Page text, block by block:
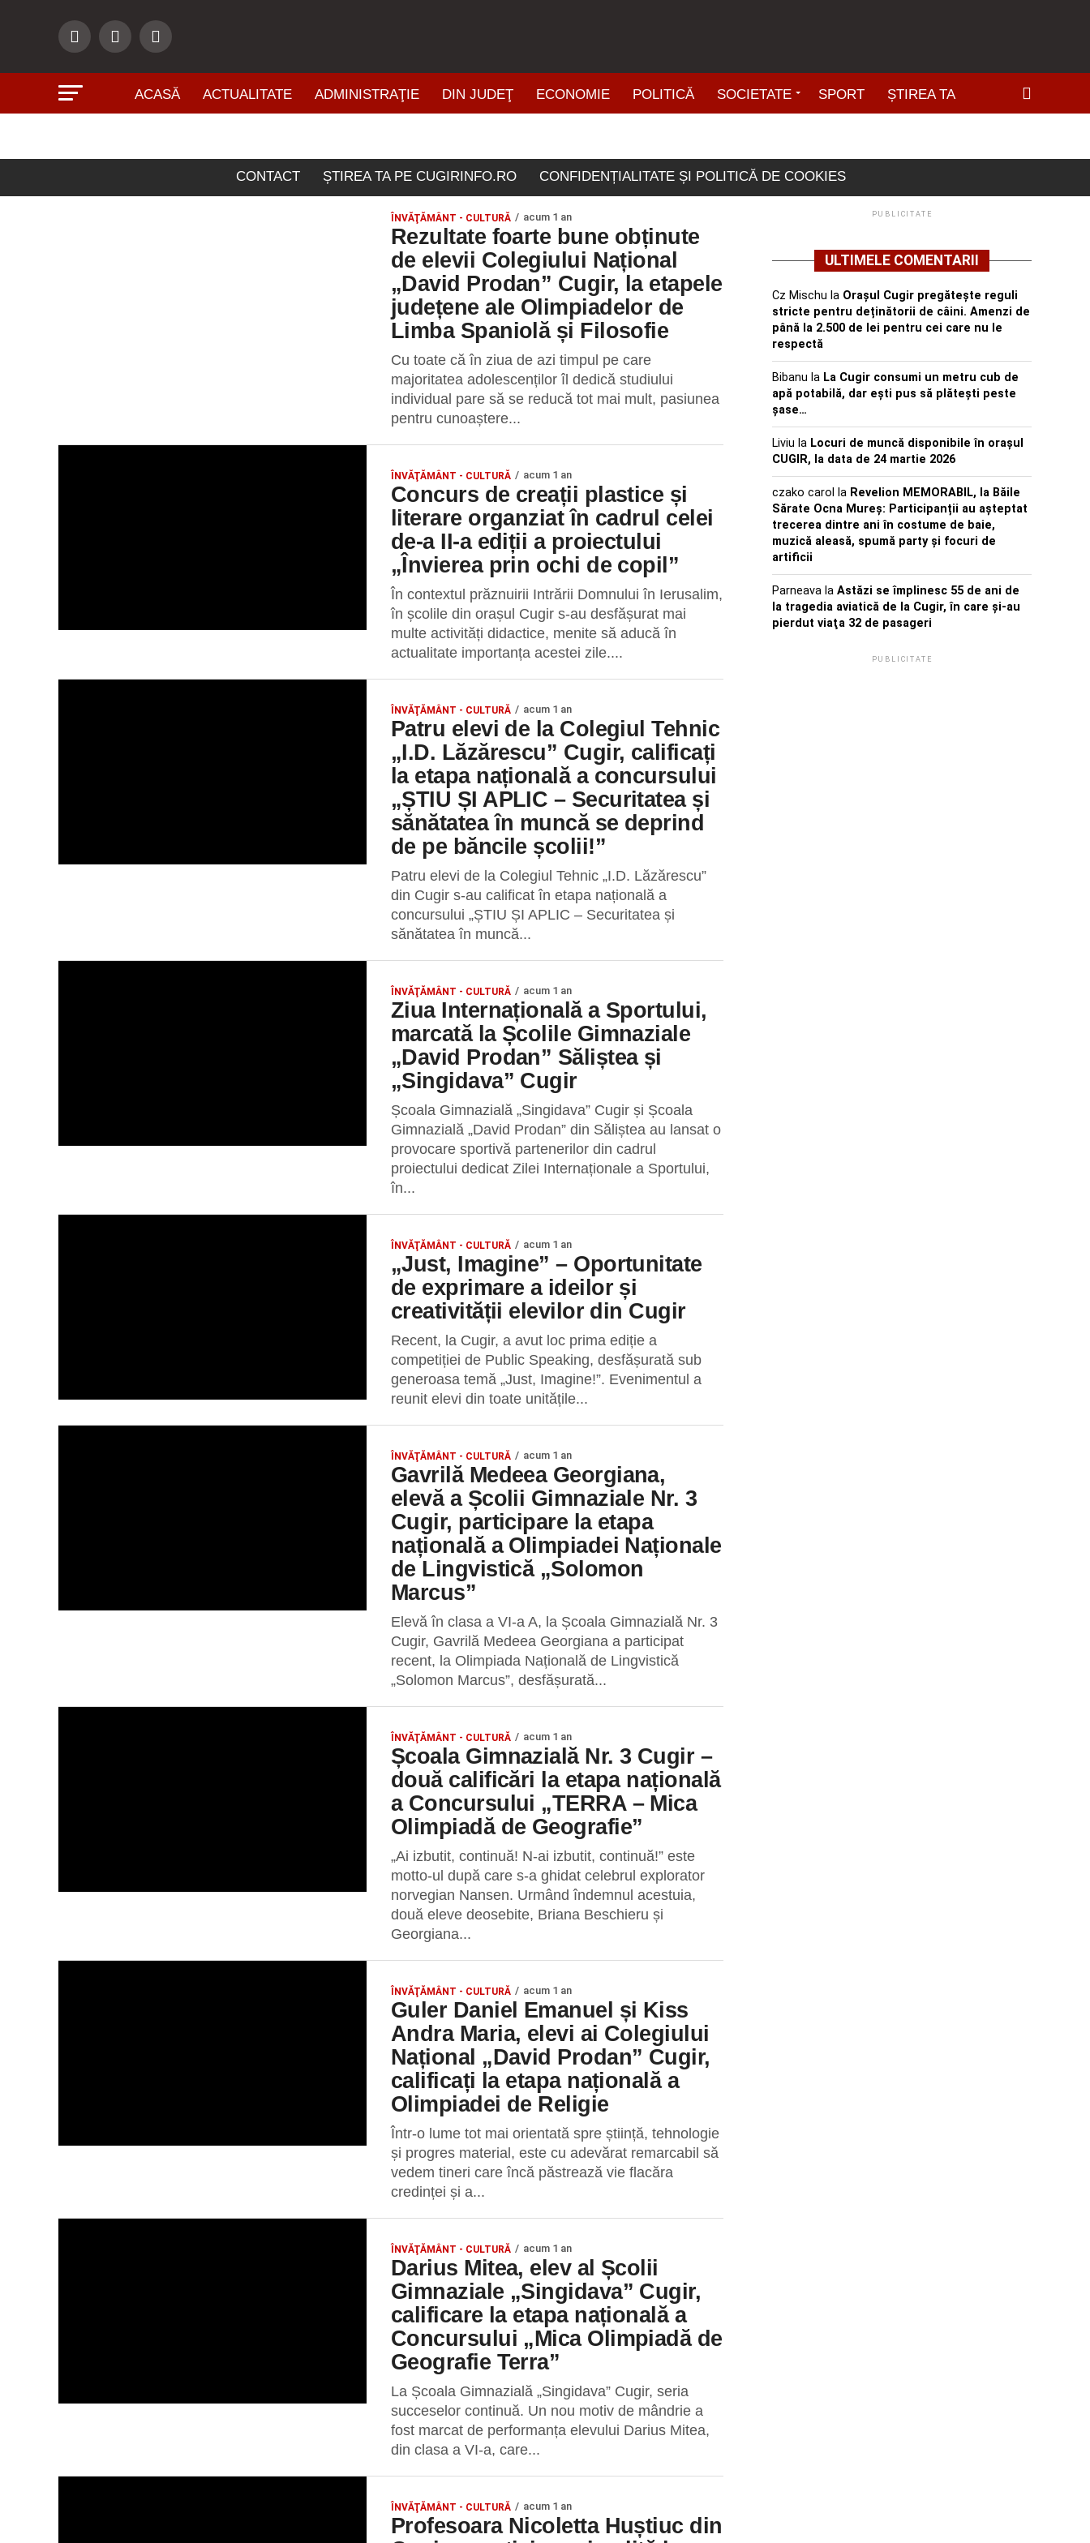
ACASĂ ACTUALITATE ADMINISTRAŢIE DIN JUDEŢ ECONOMIE POLITICĂ SOCIETATE SPORT ȘTIREA TA
CONTACT ȘTIREA TA PE CUGIRINFO.RO CONFIDENȚIALITATE ȘI POLITICĂ DE COOKIES
ÎNVĂŢĂMÂNT - CULTURĂ acum 1 an
Rezultate foarte bune obținute
de elevii Colegiului Național
„David Prodan” Cugir, la etapele
județene ale Olimpiadelor de
Limba Spaniolă și Filosofie
Cu toate că în ziua de azi timpul pe care
majoritatea adolescenților îl dedică studiului
individual pare să se reducă tot mai mult, pasiunea
pentru cunoaștere...
ÎNVĂŢĂMÂNT - CULTURĂ acum 1 an
Concurs de creații plastice și
literare organziat în cadrul celei
de-a II-a ediții a proiectului
„Învierea prin ochi de copil”
În contextul prăznuirii Intrării Domnului în Ierusalim,
în școlile din orașul Cugir s-au desfășurat mai
multe activități didactice, menite să aducă în
actualitate importanța acestei zile....
ÎNVĂŢĂMÂNT - CULTURĂ acum 1 an
Patru elevi de la Colegiul Tehnic
„I.D. Lăzărescu” Cugir, calificați
la etapa națională a concursului
„ȘTIU ȘI APLIC – Securitatea și
sănătatea în muncă se deprind
de pe băncile școlii!”
Patru elevi de la Colegiul Tehnic „I.D. Lăzărescu”
din Cugir s-au calificat în etapa națională a
concursului „ȘTIU ȘI APLIC – Securitatea și
sănătatea în muncă...
ÎNVĂŢĂMÂNT - CULTURĂ acum 1 an
Ziua Internațională a Sportului,
marcată la Școlile Gimnaziale
„David Prodan” Săliștea și
„Singidava” Cugir
Școala Gimnazială „Singidava” Cugir și Școala
Gimnazială „David Prodan” din Săliștea au lansat o
provocare sportivă partenerilor din cadrul
proiectului dedicat Zilei Internaționale a Sportului,
în...
ÎNVĂŢĂMÂNT - CULTURĂ acum 1 an
„Just, Imagine” – Oportunitate
de exprimare a ideilor și
creativității elevilor din Cugir
Recent, la Cugir, a avut loc prima ediție a
competiției de Public Speaking, desfășurată sub
generoasa temă „Just, Imagine!”. Evenimentul a
reunit elevi din toate unitățile...
ÎNVĂŢĂMÂNT - CULTURĂ acum 1 an
Gavrilă Medeea Georgiana,
elevă a Școlii Gimnaziale Nr. 3
Cugir, participare la etapa
națională a Olimpiadei Naționale
de Lingvistică „Solomon
Marcus”
Elevă în clasa a VI-a A, la Școala Gimnazială Nr. 3
Cugir, Gavrilă Medeea Georgiana a participat
recent, la Olimpiada Națională de Lingvistică
„Solomon Marcus”, desfășurată...
ÎNVĂŢĂMÂNT - CULTURĂ acum 1 an
Școala Gimnazială Nr. 3 Cugir –
două calificări la etapa națională
a Concursului „TERRA – Mica
Olimpiadă de Geografie”
„Ai izbutit, continuă! N-ai izbutit, continuă!” este
motto-ul după care s-a ghidat celebrul explorator
norvegian Nansen. Urmând îndemnul acestuia,
două eleve deosebite, Briana Beschieru și
Georgiana...
ÎNVĂŢĂMÂNT - CULTURĂ acum 1 an
Guler Daniel Emanuel și Kiss
Andra Maria, elevi ai Colegiului
Național „David Prodan” Cugir,
calificați la etapa națională a
Olimpiadei de Religie
Într-o lume tot mai orientată spre știință, tehnologie
și progres material, este cu adevărat remarcabil să
vedem tineri care încă păstrează vie flacăra
credinței și a...
ÎNVĂŢĂMÂNT - CULTURĂ acum 1 an
Darius Mitea, elev al Școlii
Gimnaziale „Singidava” Cugir,
calificare la etapa națională a
Concursului „Mica Olimpiadă de
Geografie Terra”
La Școala Gimnazială „Singidava” Cugir, seria
succeselor continuă. Un nou motiv de mândrie a
fost marcat de performanța elevului Darius Mitea,
din clasa a VI-a, care...
ÎNVĂŢĂMÂNT - CULTURĂ acum 1 an
Profesoara Nicoletta Huștiuc din
PUBLICITATE
ULTIMELE COMENTARII
Cz Mischu la Orașul Cugir pregătește reguli
stricte pentru deținătorii de câini. Amenzi de
până la 2.500 de lei pentru cei care nu le
respectă
Bibanu la La Cugir consumi un metru cub de
apă potabilă, dar ești pus să plătești peste
șase…
Liviu la Locuri de muncă disponibile în orașul
CUGIR, la data de 24 martie 2026
czako carol la Revelion MEMORABIL, la Băile
Sărate Ocna Mureș: Participanții au așteptat
trecerea dintre ani în costume de baie,
muzică aleasă, spumă party și focuri de
artificii
Parneava la Astăzi se împlinesc 55 de ani de
la tragedia aviatică de la Cugir, în care şi-au
pierdut viaţa 32 de pasageri
PUBLICITATE